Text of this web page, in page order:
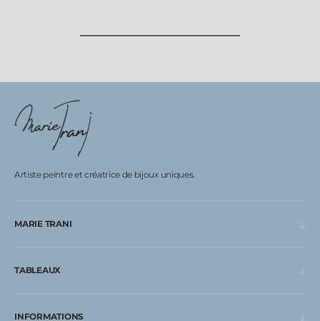
Artiste peintre et créatrice de bijoux uniques.
MARIE TRANI
TABLEAUX
INFORMATIONS